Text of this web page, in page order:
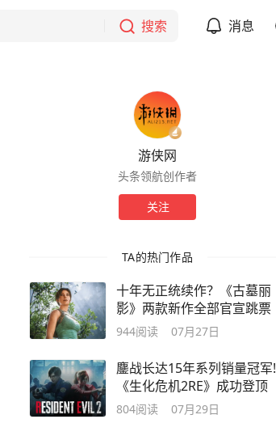
搜索 消息
游侠网
头条领航创作者
关注
TA的热门作品
十年无正统续作？《古墓丽
影》两款新作全部官宣跳票
944阅读 07月27日
鏖战长达15年系列销量冠军!
《生化危机2RE》成功登顶
804阅读 07月29日